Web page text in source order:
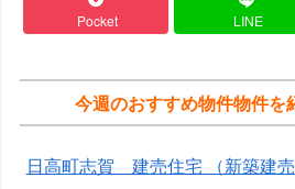
Pocket LINE
今週のおすすめ物件物件を
日高町志賀 建売住宅 （新築建